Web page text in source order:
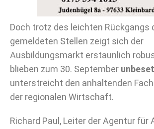
Doch trotz des leichten Rückgangs
gemeldeten Stellen zeigt sich der
Ausbildungsmarkt erstaunlich
blieben zum 30. September
unterstreicht den anhaltenden
der regionalen Wirtschaft.
Richard Paul, Leiter der Agentur für